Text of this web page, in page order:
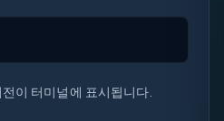
이 터미널에 표시됩니다.